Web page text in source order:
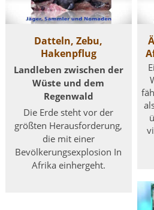
Datteln, Zebu,
Hakenpflug
Landleben zwischen der
Wüste und dem
Regenwald
Die Erde steht vor der
größten Herausforderung,
die mit einer
Bevölkerungsexplosion In
Afrika einhergeht.